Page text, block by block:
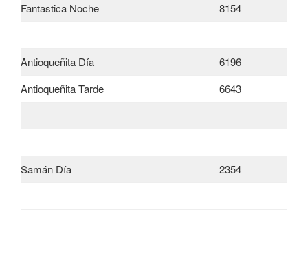
Fantastica Noche 8154
Antioqueñita Día
6196
Antioqueñita Tarde
6643
Samán Día 2354